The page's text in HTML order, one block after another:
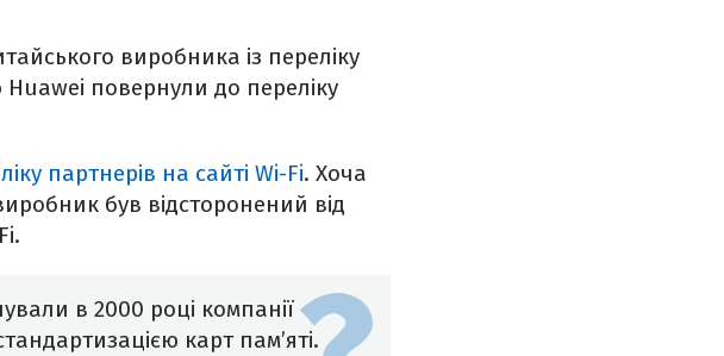
виробника із переліку
Huawei повернули до переліку
партнерів на сайті Wi-Fi. Хоча
був відсторонений від
в 2000 році компанії
карт пам’яті.